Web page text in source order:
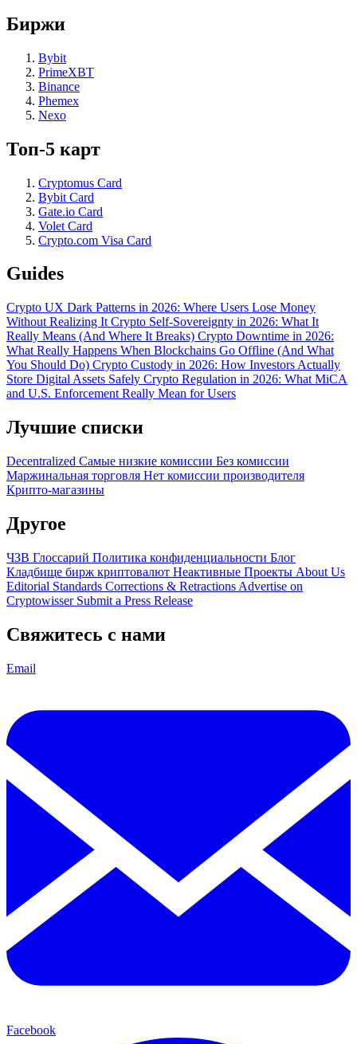
Биржи
Bybit
PrimeXBT
Binance
Phemex
Nexo
Топ-5 карт
Cryptomus Card
Bybit Card
Gate.io Card
Volet Card
Crypto.com Visa Card
Guides
Crypto UX Dark Patterns in 2026: Where Users Lose Money
Without Realizing It Crypto Self-Sovereignty in 2026: What It
Really Means (And Where It Breaks) Crypto Downtime in 2026:
What Really Happens When Blockchains Go Offline (And What
You Should Do) Crypto Custody in 2026: How Investors Actually
Store Digital Assets Safely Crypto Regulation in 2026: What MiCA
and U.S. Enforcement Really Mean for Users
Лучшие списки
Decentralized Самые низкие комиссии Без комиссии
Маржинальная торговля Нет комиссии производителя
Крипто-магазины
Другое
ЧЗВ Глоссарий Политика конфиденциальности Блог
Кладбище бирж криптовалют Неактивные Проекты About Us
Editorial Standards Corrections & Retractions Advertise on
Cryptowisser Submit a Press Release
Свяжитесь с нами
Email
Facebook